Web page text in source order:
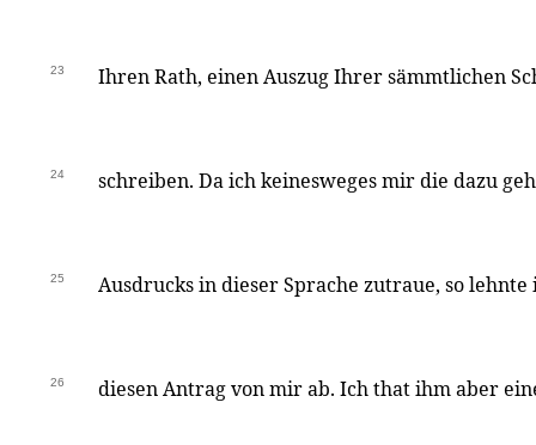
23 Ihren Rath, einen Auszug Ihrer sämmtlichen
24 schreiben. Da ich keinesweges mir die dazu
25 Ausdrucks in dieser Sprache zutraue, so lehnte
26 diesen Antrag von mir ab. Ich that ihm aber